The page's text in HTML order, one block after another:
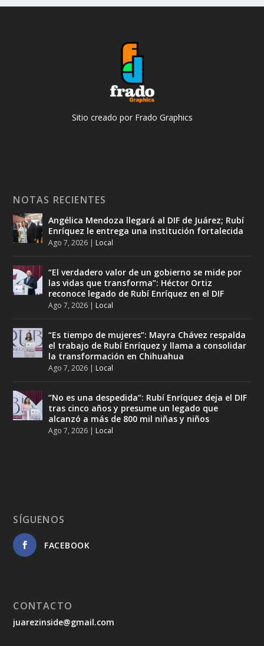
Sitio creado por Frado Graphics
NOTAS RECIENTES
Angélica Mendoza llegará al DIF de Juárez; Rubí
Enríquez le entrega una institución fortalecida
Ago 7, 2026 | Local
“El verdadero valor de un gobierno se mide por
las vidas que transforma”: Héctor Ortiz
reconoce legado de Rubí Enríquez en el DIF
Ago 7, 2026 | Local
“Es tiempo de mujeres”: Mayra Chávez respalda
el trabajo de Rubí Enríquez y llama a consolidar
la transformación en Chihuahua
Ago 7, 2026 | Local
“No es una despedida”: Rubí Enríquez deja el DIF
tras cinco años y presume un legado que
alcanzó a más de 800 mil niñas y niños
Ago 7, 2026 | Local
SÍGUENOS
FACEBOOK
CONTACTO
juarezinside@gmail.com